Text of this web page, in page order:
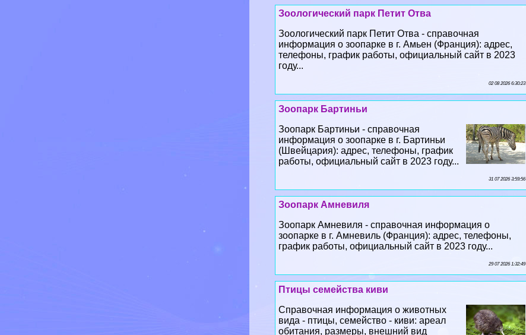
информация о зоопарке в г. Амьен (Франция): адрес,
телефоны, график работы, официальный сайт в 2023
году...
02 08 2026 6:30:23
Зоопарк Бартиньи
информация о зоопарке в г. Бартиньи
(Швейцария): адрес, телефоны, график
работы, официальный сайт в 2023 году...
31 07 2026 3:59:56
Зоопарк Амневиля
зоопарке в г. Амневиль (Франция): адрес, телефоны,
график работы, официальный сайт в 2023 году...
29 07 2026 1:32:49
Птицы семейства киви
вида - птицы, семейство - киви: ареал
обитания, размеры, внешний вид
животных в 2023 году...
28 07 2026 4:10:36